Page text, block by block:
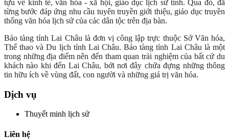
tựu về kinh tế, văn hóa - xã hội, giáo dục lịch sử tỉnh. Qua đó, đã
từng bước đáp ứng nhu cầu tuyên truyền giới thiệu, giáo dục truyền
thống văn hóa lịch sử của các dân tộc trên địa bàn.
Bảo tàng tỉnh Lai Châu là đơn vị công lập trực thuộc Sở Văn hóa,
Thể thao và Du lịch tỉnh Lai Châu. Bảo tàng tỉnh Lai Châu là một
trong những địa điểm nên đến tham quan trải nghiệm của bất cứ du
khách nào khi đến Lai Châu, bởi nơi đây chứa đựng những thông
tin hữu ích về vùng đất, con người và những giá trị văn hóa.
Dịch vụ
Thuyết minh lịch sử
Liên hệ